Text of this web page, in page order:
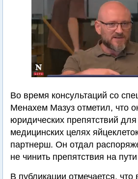
Во время консультаций со
Менахем Мазуз отметил, что
юридических препятствий
медицинских целях
партнерш. Он отдал
не чинить препятствия на
В публикации отмечается, что